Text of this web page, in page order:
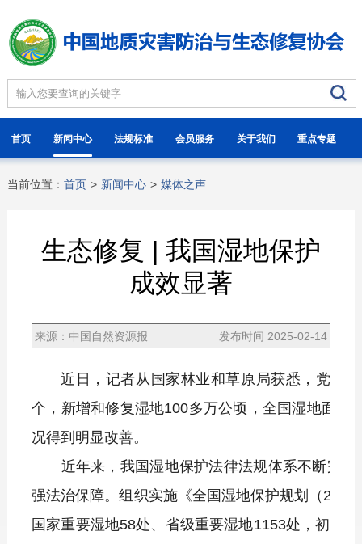
首页 新闻中心 法规标准 会员服务 关于我们 重点专题
当前位置： 首页 > 新闻中心 > 媒体之声
生态修复 | 我国湿地保护
成效显著
来源：中国自然资源报 发布时间 2025-02-14
近日，记者从国家林业和草原局获悉，党的
个，新增和修复湿地100多万公顷，全国湿地面积
况得到明显改善。
近年来，我国湿地保护法律法规体系不断完善
强法治保障。组织实施《全国湿地保护规划（
国家重要湿地58处、省级重要湿地1153处，初步